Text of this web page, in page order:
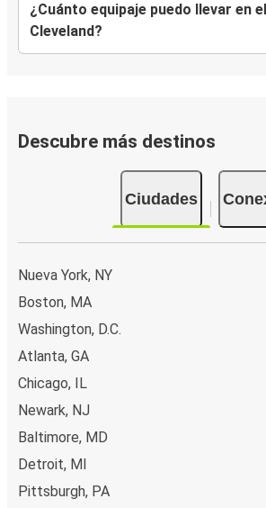
¿Cuánto equipaje puedo llevar en
Cleveland?
Descubre más destinos
Ciudades
Nueva York, NY
Boston, MA
Washington, D.C.
Atlanta, GA
Chicago, IL
Newark, NJ
Baltimore, MD
Detroit, MI
Pittsburgh, PA